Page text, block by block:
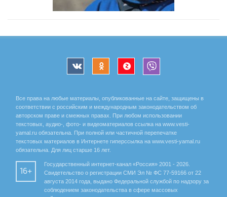
Все права на любые материалы, опубликованные на сайте, защищены в
соответствии с российским и международным законодательством об
авторском праве и смежных правах. При любом использовании
текстовых, аудио-, фото- и видеоматериалов ссылка на www.vesti-
yamal.ru обязательна. При полной или частичной перепечатке
текстовых материалов в Интернете гиперссылка на www.vesti-yamal.ru
обязательна. Для лиц старше 16 лет.
16+
Государственный интернет-канал «Россия» 2001 - 2026.
Свидетельство о регистрации СМИ Эл № ФС 77-59166 от 22
августа 2014 года, выдано Федеральной службой по надзору за
соблюдением законодательства в сфере массовых